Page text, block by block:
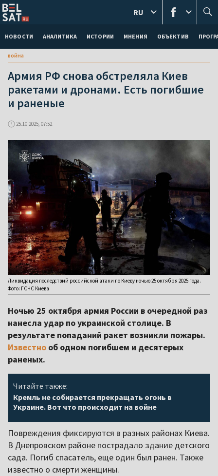
НОВОСТИ АНАЛИТИКА ИСТОРИИ МНЕНИЯ ОБЪЕКТИВ
RU
война
Армия РФ снова обстреляла Киев
ракетами и дронами. Есть погибшие
и раненые
25.10.2025, 07:52
Ликвидация последствий российской атаки по Киеву ночью 25 октября 2025 года.
Фото: ГСЧС Киева
Ночью 25 октября армия России в очередной раз
нанесла удар по украинской столице. В
результате попаданий ракет возникли пожары.
Известно об одном погибшем и десятерых
раненых.
Читайте также:
Кремль не собирается прекращать огонь в
Украине. Вот что происходит на войне
Повреждения фиксируются в разных районах Киева.
В Днепровском районе пострадало здание детского
сада. Погиб спасатель, еще один был ранен. Также
известно о смерти женщины.